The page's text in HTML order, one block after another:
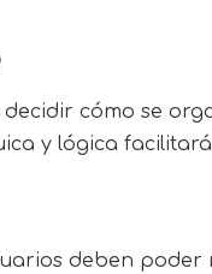
cómo se
y lógica
deben